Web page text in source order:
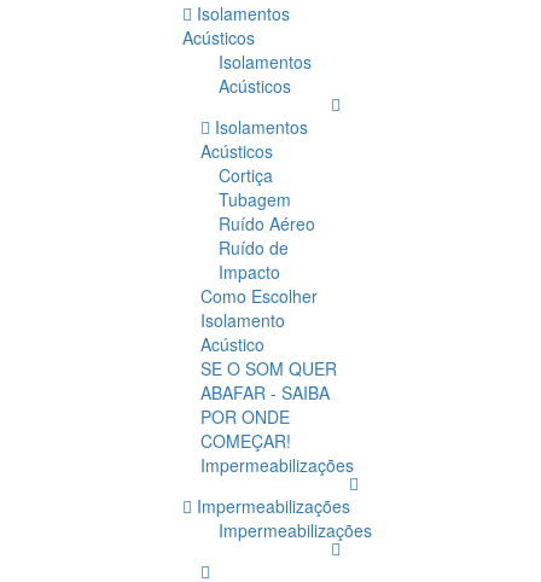
Isolamentos
Acústicos
Isolamentos
Acústicos
Isolamentos
Acústicos
Cortiça
Tubagem
Ruído Aéreo
Ruído de
Impacto
Como Escolher
Isolamento
Acústico
SE O SOM QUER
ABAFAR - SAIBA
POR ONDE
COMEÇAR!
Impermeabilizações
Impermeabilizações
Impermeabilizações